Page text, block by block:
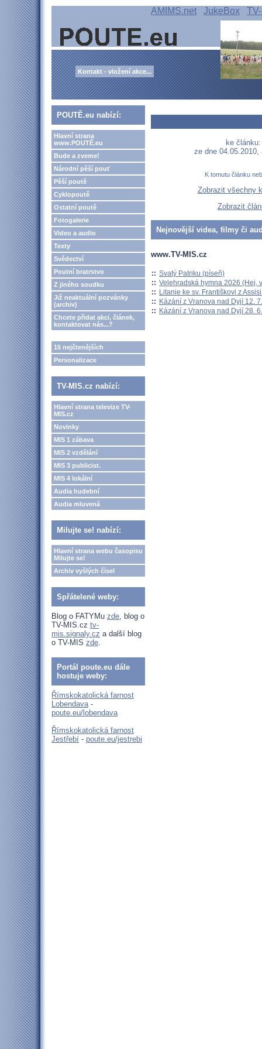
AMIMS.net JukeBox
Kontakt - vložení akce...
POUTĚ.eu nabízí:
Hlavní strana
www.POUTĚ.eu
Bude a zveme!
Národní pěší pouť
Pěší poutě
Cyklopoutě
Ostatní poutě
Fotogalerie
Video a audio
Texty
Svědectví
Poutní bratrstvo
Z jiného soudku
Již neaktuální pozvánky
(archiv)
Chcete přidat akci, článek,
kontaktovat nás...?
15 nejčtenějších
Personalizace
TV-MIS.cz nabízí:
Hlavní strana televize TV-
MIS.cz
Novinky
MIS 1 zábava
MIS 2 vzdělání
MIS 3 publicist.
MIS 4 lokální
Audia hudební
Audia mluvená
Milujte se! nabízí:
Hlavní strana webu časopisu
Milujte se!
Archiv vyšlých čísel
Spřátelené weby:
Blog o FATYMu zde, blog o
TV-MIS.cz tv-
mis.signaly.cz a další blog
o TV-MIS zde.
Portál poute.eu dále
hostuje weby:
Římskokatolická farnost
Lobendava-
poute.eu/lobendava
Římskokatolická farnost
Jestřebí - poute.eu/jestrebi
ke
ze dne
K tomutu článku
Zobrazit všechny
Zobrazit
Nejnovější videa, filmy či
www.TV-MIS.cz
:: Svatý Patriku (píseň)
:: Velehradská hymna 2026 (Hej,
:: Litanie ke sv. Františkovi z
:: Kázání z Vranova nad Dyjí 12.
:: Kázání z Vranova nad Dyjí 28.